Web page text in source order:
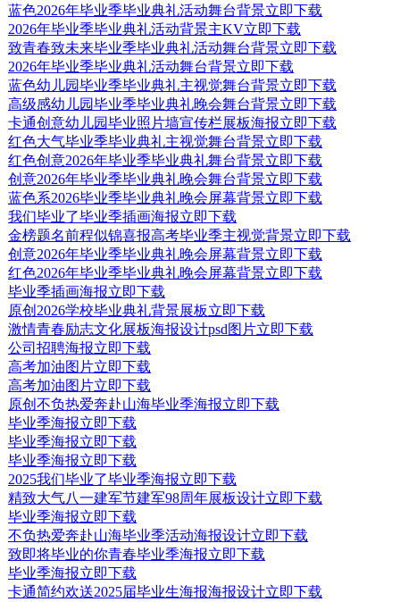
蓝色2026年毕业季毕业典礼活动舞台背景立即下载
2026年毕业季毕业典礼活动背景主KV立即下载
致青春致未来毕业季毕业典礼活动舞台背景立即下载
2026年毕业季毕业典礼活动舞台背景立即下载
蓝色幼儿园毕业季毕业典礼主视觉舞台背景立即下载
高级感幼儿园毕业季毕业典礼晚会舞台背景立即下载
卡通创意幼儿园毕业照片墙宣传栏展板海报立即下载
红色大气毕业季毕业典礼主视觉舞台背景立即下载
红色创意2026年毕业季毕业典礼舞台背景立即下载
创意2026年毕业季毕业典礼晚会舞台背景立即下载
蓝色系2026毕业季毕业典礼晚会屏幕背景立即下载
我们毕业了毕业季插画海报立即下载
金榜题名前程似锦喜报高考毕业季主视觉背景立即下载
创意2026年毕业季毕业典礼晚会屏幕背景立即下载
红色2026年毕业季毕业典礼晚会屏幕背景立即下载
毕业季插画海报立即下载
原创2026学校毕业典礼背景展板立即下载
激情青春励志文化展板海报设计psd图片立即下载
公司招聘海报立即下载
高考加油图片立即下载
高考加油图片立即下载
原创不负热爱奔赴山海毕业季海报立即下载
毕业季海报立即下载
毕业季海报立即下载
毕业季海报立即下载
2025我们毕业了毕业季海报立即下载
精致大气八一建军节建军98周年展板设计立即下载
毕业季海报立即下载
不负热爱奔赴山海毕业季活动海报设计立即下载
致即将毕业的你青春毕业季海报立即下载
毕业季海报立即下载
卡通简约欢送2025届毕业生海报海报设计立即下载